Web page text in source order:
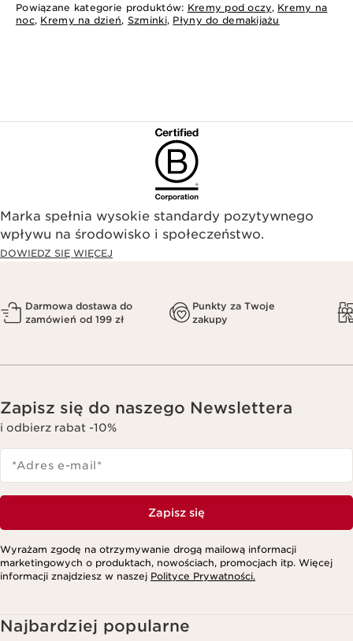
Powiązane kategorie produktów: Kremy pod oczy, Kremy na
noc, Kremy na dzień, Szminki, Płyny do demakijażu
Marka spełnia wysokie standardy pozytywnego
wpływu na środowisko i społeczeństwo.​
DOWIEDZ SIĘ WIĘCEJ
Darmowa dostawa do
zamówień od 199 zł
Punkty za Twoje
zakupy
Zapisz się do naszego Newslettera
i odbierz rabat -10%
*Adres e-mail*
Zapisz się
Wyrażam zgodę na otrzymywanie drogą mailową informacji
marketingowych o produktach, nowościach, promocjach itp. Więcej
informacji znajdziesz w naszej Polityce Prywatności.
Najbardziej popularne